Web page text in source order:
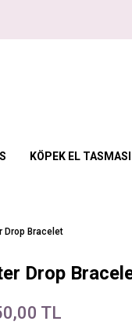
KÖPEK EL TASMASI
Drop Bracelet
Drop
TL